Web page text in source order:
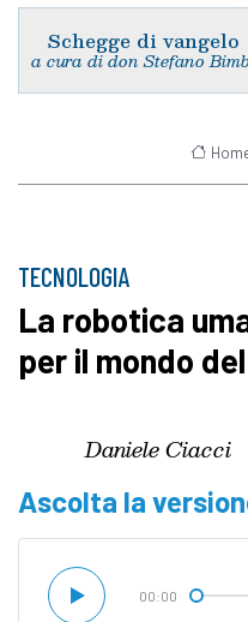
Schegge di vangelo
a cura di don Stefano
TECNOLOGIA
La robotica
per il mondo
Daniele Ciacci
Ascolta la
00:00